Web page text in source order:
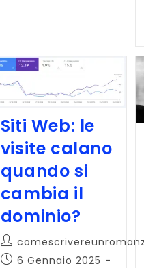
Siti Web: le
visite calano
quando si
cambia il
dominio?
Autore
dell'articolo:
Articolo
6 Gennaio 2025